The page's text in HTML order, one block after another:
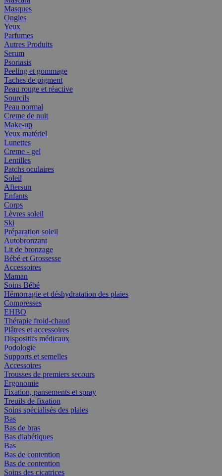
Masques
Ongles
Yeux
Parfumes
Autres Produits
Serum
Psoriasis
Peeling et gommage
Taches de pigment
Peau rouge et réactive
Sourcils
Peau normal
Creme de nuit
Make-up
Yeux matériel
Lunettes
Creme - gel
Lentilles
Patchs oculaires
Soleil
Aftersun
Enfants
Corps
Lèvres soleil
Ski
Préparation soleil
Autobronzant
Lit de bronzage
Bébé et Grossesse
Accessoires
Maman
Soins Bébé
Hémorragie et déshydratation des plaies
Compresses
EHBO
Thérapie froid-chaud
Plâtres et accessoires
Dispositifs médicaux
Podologie
Supports et semelles
Accessoires
Trousses de premiers secours
Ergonomie
Fixation, pansements et spray
Treuils de fixation
Soins spécialisés des plaies
Bas
Bas de bras
Bas diabétiques
Bas
Bas de contention
Bas de contention
Soins des cicatrices